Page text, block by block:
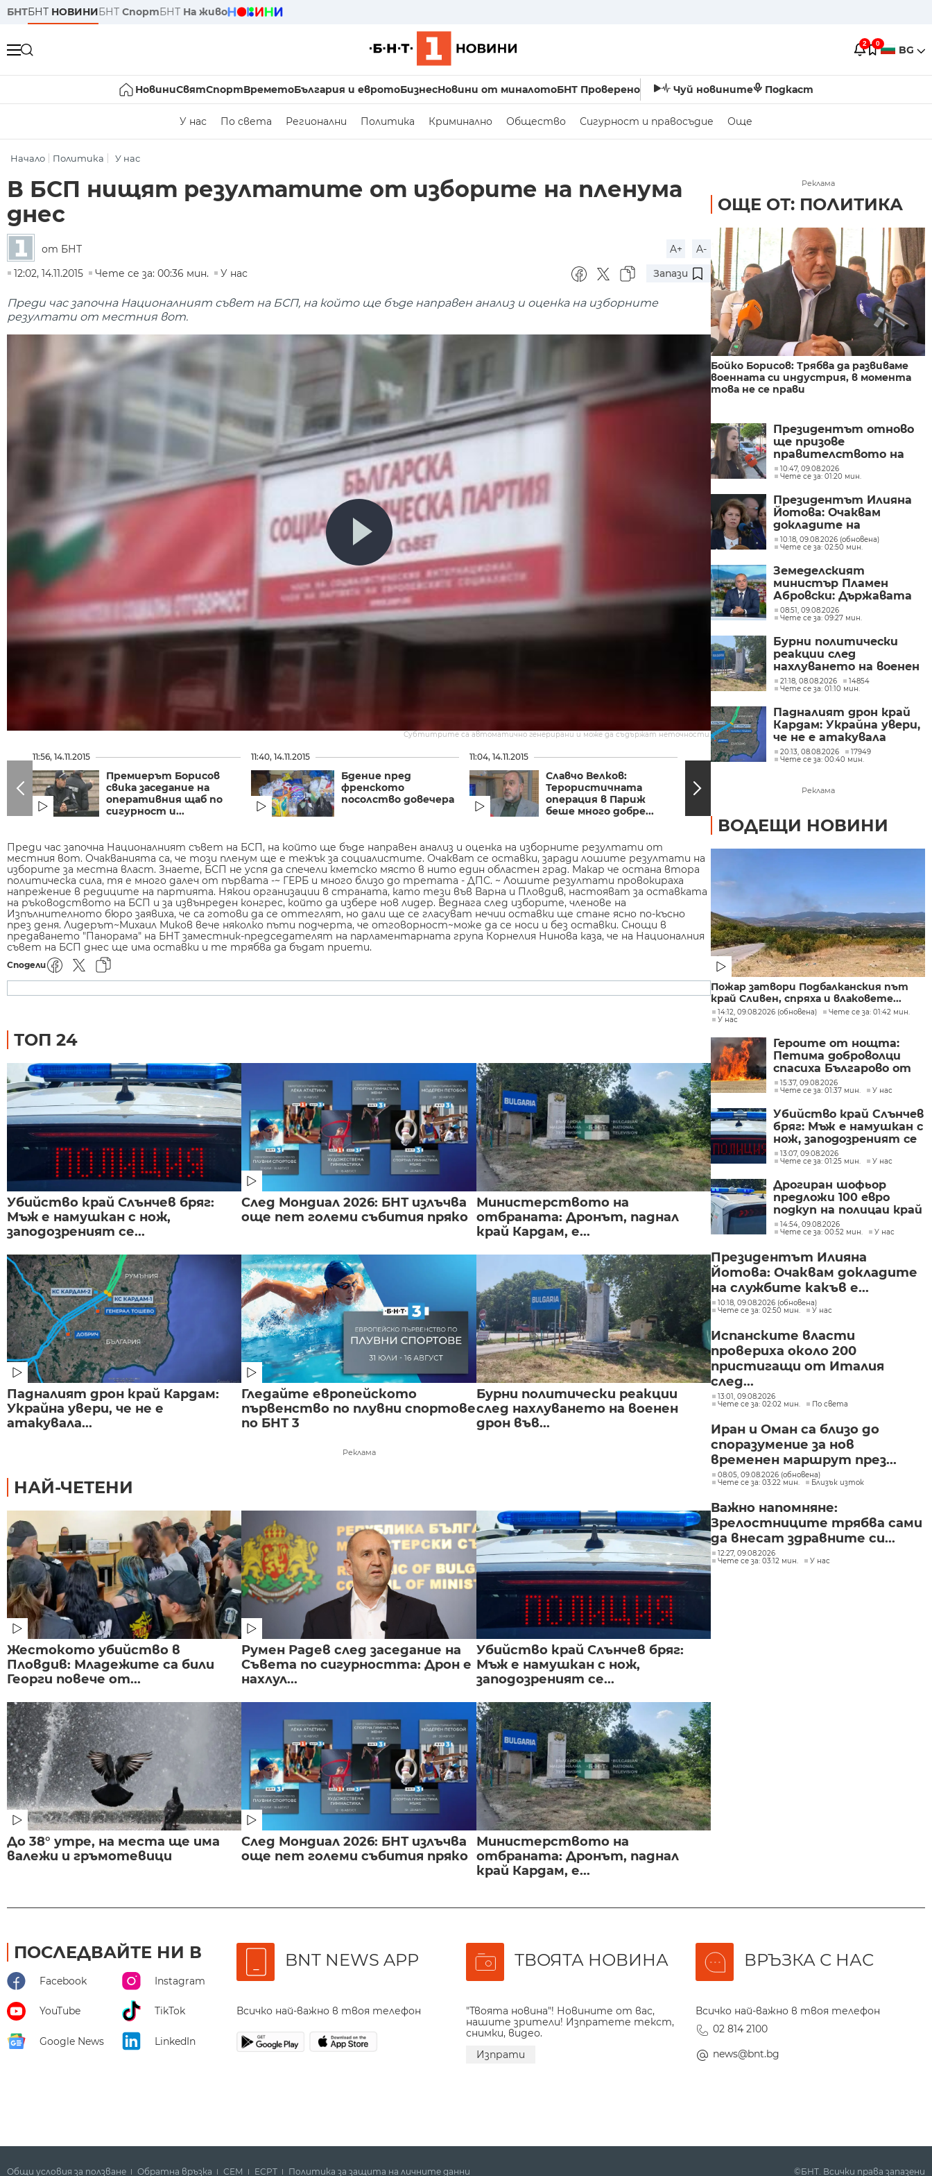
БНТБНТ НОВИНИБНТ СпортБНТ На живо
2 0 BG
НовиниСвятСпортВреметоБългария и евротоБизнесНовини от миналотоБНТ Проверено Чуй новините Подкаст
У нас По света Регионални Политика Криминално Общество Сигурност и правосъдие Още
Начало Политика У нас
В БСП нищят резултатите от изборите на пленума
днес
от БНТ A+
A-
12:02, 14.11.2015
Чете се за: 00:36 мин. У нас Запази
Преди час започна Националният съвет на БСП, на който ще бъде направен анализ и оценка на изборните
резултати от местния вот.
Субтитрите са автоматично генерирани и може да съдържат неточности.
11:56, 14.11.2015
Премиерът Борисов
свика заседание на
оперативния щаб по
сигурност и...
11:40, 14.11.2015
Бдение пред
френското
посолство довечера
11:04, 14.11.2015
Славчо Велков:
Терористичната
операция в Париж
беше много добре...
23:03, 13.11.2015
да се дописват
Преди час започна Националният съвет на БСП, на който ще бъде направен анализ и оценка на изборните резултати от
местния вот. Очакванията са, че този пленум ще е тежък за социалистите. Очакват се оставки, заради лошите резултати на
изборите за местна власт. Знаете, БСП не успя да спечели кметско място в нито един областен град. Макар че остана втора
политическа сила, тя е много далеч от първата -~ ГЕРБ и много близо до третата - ДПС. ~ Лошите резултати провокираха
напрежение в редиците на партията. Някои организации в страната, като тези във Варна и Пловдив, настояват за оставката
на ръководството на БСП и за извънреден конгрес, който да избере нов лидер. Веднага след изборите, членове на
Изпълнителното бюро заявиха, че са готови да се оттеглят, но дали ще се гласуват нечии оставки ще стане ясно по-късно
през деня. Лидерът~Михаил Миков вече няколко пъти подчерта, че отговорност~може да се носи и без оставки. Снощи в
предаването "Панорама" на БНТ заместник-председателят на парламентарната група Корнелия Нинова каза, че на Националния
съвет на БСП днес ще има оставки и те трябва да бъдат приети.
Сподели
ТОП 24
Убийство край Слънчев бряг:
Мъж е намушкан с нож,
заподозреният се...
След Мондиал 2026: БНТ излъчва
още пет големи събития пряко
Министерството на
отбраната: Дронът, паднал
край Кардам, е...
Падналият дрон край Кардам:
Украйна увери, че не е
атакувала...
Гледайте европейското
първенство по плувни спортове
по БНТ 3
Бурни политически реакции
след нахлуването на военен
дрон във...
Реклама
НАЙ-ЧЕТЕНИ
Жестокото убийство в
Пловдив: Младежите са били
Георги повече от...
Румен Радев след заседание на
Съвета по сигурността: Дрон е
нахлул...
Убийство край Слънчев бряг:
Мъж е намушкан с нож,
заподозреният се...
До 38° утре, на места ще има
валежи и гръмотевици
След Мондиал 2026: БНТ излъчва
още пет големи събития пряко
Министерството на
отбраната: Дронът, паднал
край Кардам, е...
Реклама
ОЩЕ ОТ: ПОЛИТИКА
Бойко Борисов: Трябва да развиваме
военната си индустрия, в момента
това не се прави
Президентът отново
ще призове
правителството на
Северна Македония да
съдейства за
Михайлова
10:47, 09.08.2026
Чете се за: 01:20 мин.
Президентът Илияна
Йотова: Очаквам
докладите на
службите какъв е
дронът и каква е била
10:18, 09.08.2026 (обновена)
Чете се за: 02:50 мин.
Земеделският
министър Пламен
Абровски: Държавата
трябва да засили
контрола върху вноса
08:51, 09.08.2026
Чете се за: 09:27 мин.
Бурни политически
реакции след
нахлуването на военен
дрон във въздушното
ни пространство
21:18, 08.08.2026
14854
Чете се за: 01:10 мин.
Падналият дрон край
Кардам: Украйна увери,
че не е атакувала
умишлено България и
обеща разследване
20:13, 08.08.2026
17949
Чете се за: 00:40 мин.
Реклама
ВОДЕЩИ НОВИНИ
Пожар затвори Подбалканския път
край Сливен, спряха и влаковете...
14:12, 09.08.2026 (обновена)
Чете се за: 01:42 мин.
У нас
Героите от нощта:
Петима доброволци
спасиха Българово от
огнен капан
15:37, 09.08.2026
Чете се за: 01:37 мин.
У нас
Убийство край Слънчев
бряг: Мъж е намушкан с
нож, заподозреният се
опитал да избяга
13:07, 09.08.2026
Чете се за: 01:25 мин.
У нас
Дрогиран шофьор
предложи 100 евро
подкуп на полицаи край
Поморие
14:54, 09.08.2026
Чете се за: 00:52 мин.
У нас
Президентът Илияна
Йотова: Очаквам докладите
на службите какъв е...
10:18, 09.08.2026 (обновена)
Чете се за: 02:50 мин.
У нас
Испанските власти
провериха около 200
пристигащи от Италия
след...
13:01, 09.08.2026
Чете се за: 02:02 мин.
По света
Иран и Оман са близо до
споразумение за нов
временен маршрут през...
08:05, 09.08.2026 (обновена)
Чете се за: 03:22 мин.
Близък изток
Важно напомняне:
Зрелостниците трябва сами
да внесат здравните си...
12:27, 09.08.2026
Чете се за: 03:12 мин.
У нас
ПОСЛЕДВАЙТЕ НИ В
Facebook Instagram
YouTube TikTok
Google News LinkedIn
BNT NEWS APP
Всичко най-важно в твоя телефон
ТВОЯТА НОВИНА
"Твоята новина"! Новините от вас,
нашите зрители! Изпратете текст,
снимки, видео.
Изпрати
ВРЪЗКА С НАС
Всичко най-важно в твоя телефон
02 814 2100
news@bnt.bg
Общи условия за ползване Обратна връзка СЕМ ECPT Политика за защита на личните данни ©БНТ. Всички права запазени